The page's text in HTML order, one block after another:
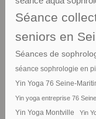
Séance
seniors en
Séances de
séance sophrologie en
Yin Yoga 76 Seine-
Yin yoga entreprise 76
Yin Yoga Montville Yin